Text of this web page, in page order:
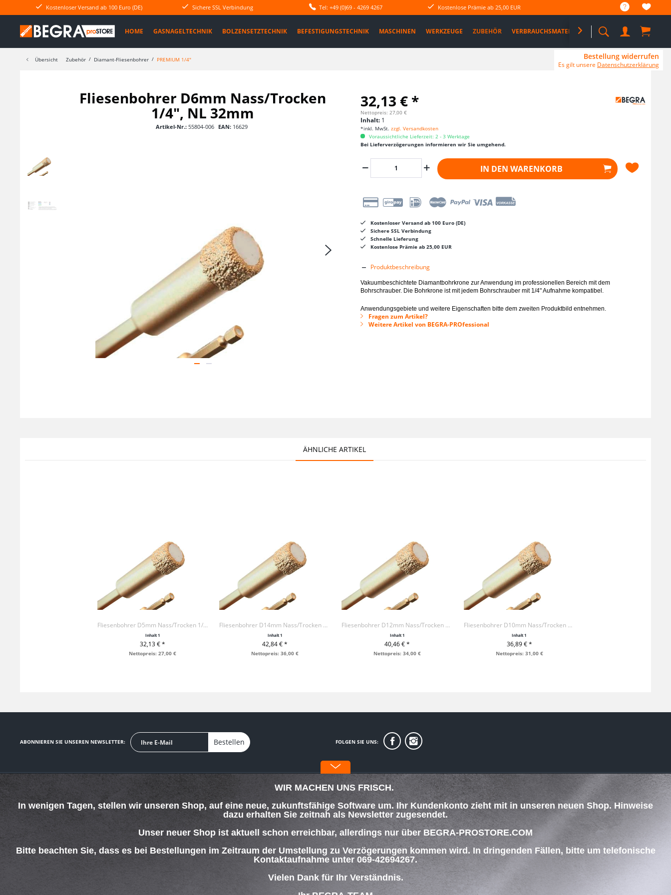
Kostenloser Versand ab 100 Euro (DE) Sichere SSL Verbindung Tel: +49 (0)69 - 4269 4267 Kostenlose Prämie ab 25,00 EUR
HOME GASNAGELTECHNIK BOLZENSETZTECHNIK BEFESTIGUNGSTECHNIK MASCHINEN WERKZEUGE ZUBEHÖR VERBRAUCHSMATERIAL %SALE% PRO DEALS

Übersicht Zubehör Diamant-Fliesenbohrer PREMIUM 1/4"
Fliesenbohrer D6mm Nass/Trocken
1/4", NL 32mm
Artikel-Nr.: 55804-006 EAN: 16629
32,13 € *
Nettopreis: 27,00 €
Inhalt: 1
*inkl. MwSt. zzgl. Versandkosten
Voraussichtliche Lieferzeit: 2 - 3 Werktage
Bei Lieferverzögerungen informieren wir Sie umgehend.
IN DEN WARENKORB
Kostenloser Versand ab 100 Euro (DE)
Sichere SSL Verbindung
Schnelle Lieferung
Kostenlose Prämie ab 25,00 EUR
Produktbeschreibung
Vakuumbeschichtete Diamantbohrkrone zur Anwendung im professionellen Bereich mit dem
Bohrschrauber. Die Bohrkrone ist mit jedem Bohrschrauber mit 1/4" Aufnahme kompatibel.
Anwendungsgebiete und weitere Eigenschaften bitte dem zweiten Produktbild entnehmen.
Fragen zum Artikel?
Weitere Artikel von BEGRA-PROfessional
ÄHNLICHE ARTIKEL
Fliesenbohrer D5mm Nass/Trocken 1/4", NL 32mm
Inhalt1
32,13 € *
+ IN DEN WARENKORB
Nettopreis: 27,00 €
Fliesenbohrer D14mm Nass/Trocken 1/4", NL 40mm
Inhalt1
42,84 € *
+ IN DEN WARENKORB
Nettopreis: 36,00 €
Fliesenbohrer D12mm Nass/Trocken 1/4", NL 40mm
Inhalt1
40,46 € *
+ IN DEN WARENKORB
Nettopreis: 34,00 €
Fliesenbohrer D10mm Nass/Trocken 1/4", NL 40mm
Inhalt1
36,89 € *
+ IN DEN WARENKORB
Nettopreis: 31,00 €
ABONNIEREN SIE UNSEREN NEWSLETTER: Bestellen FOLGEN SIE UNS:
WIR MACHEN UNS FRISCH.
In wenigen Tagen, stellen wir unseren Shop, auf eine neue, zukunftsfähige Software um. Ihr Kundenkonto zieht mit in unseren neuen Shop. Hinweise
dazu erhalten Sie zeitnah als Newsletter zugesendet.
Unser neuer Shop ist aktuell schon erreichbar, allerdings nur über BEGRA-PROSTORE.COM
Bitte beachten Sie, dass es bei Bestellungen im Zeitraum der Umstellung zu Verzögerungen kommen wird. In dringenden Fällen, bitte um telefonische
Kontaktaufnahme unter 069-42694267.
Vielen Dank für Ihr Verständnis.
Telefonische Unterstützung und Beratung unter:
069 - 4269 4267
Mo-Do. 08:00 - 15:00 Uhr
Fr. 08:00 - 13:00 Uhr
SHOP SERVICE
Defektes Produkt
Verpackungsentsorgung
Versand und Zahlungsbedingungen
Widerrufsrecht
INFORMATIONEN
Über uns
Datenschutz
ZAHLUNG & VERSAND
Bestellung widerrufen
Es gilt unsere Datenschutzerklärung